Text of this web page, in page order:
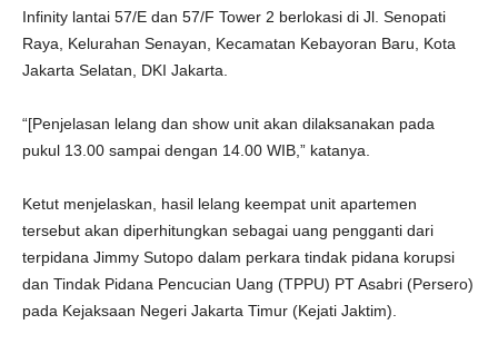
Infinity lantai 57/E dan 57/F Tower 2 berlokasi di Jl. Senopati
Raya, Kelurahan Senayan, Kecamatan Kebayoran Baru, Kota
Jakarta Selatan, DKI Jakarta.
“[Penjelasan lelang dan show unit akan dilaksanakan pada
pukul 13.00 sampai dengan 14.00 WIB,” katanya.
Ketut menjelaskan, hasil lelang keempat unit apartemen
tersebut akan diperhitungkan sebagai uang pengganti dari
terpidana Jimmy Sutopo dalam perkara tindak pidana korupsi
dan Tindak Pidana Pencucian Uang (TPPU) PT Asabri (Persero)
pada Kejaksaan Negeri Jakarta Timur (Kejati Jaktim).